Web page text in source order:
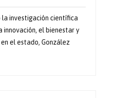
la investigación científica
innovación, el bienestar y
el estado, González